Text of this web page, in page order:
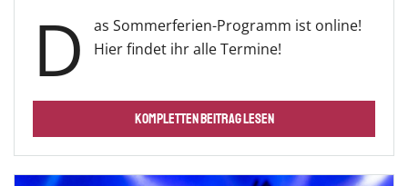
D
as Sommerferien-Programm ist online!
Hier findet ihr alle Termine!
KOMPLETTEN BEITRAG LESEN